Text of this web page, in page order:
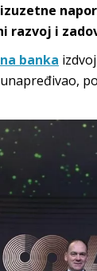
razvoj i
banka